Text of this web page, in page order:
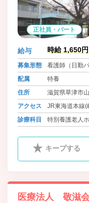
正社員・パート
給与 時給 1,650円
募集形態
看護師（日勤パ
配属
特養
住所
滋賀県草津市
アクセス
JR東海道本線(
分） 徒歩15分
診療科目 特別養護老人
キープする
医療法人 敬滋